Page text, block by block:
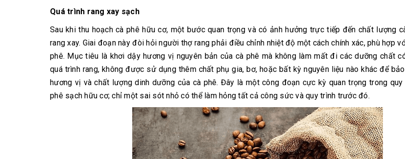
Quá trình rang xay sạch
Sau khi thu hoạch cà phê hữu cơ, một bước quan trọng và có ảnh hưởng trực tiếp đến chất lượng
rang xay. Giai đoạn này đòi hỏi người thợ rang phải điều chỉnh nhiệt độ một cách chính xác, phù hợp
phê. Mục tiêu là khơi dậy hương vị nguyên bản của cà phê mà không làm mất đi các dưỡng chất
quá trình rang, không được sử dụng thêm chất phụ gia, bơ, hoặc bất kỳ nguyên liệu nào khác để
hương vị và chất lượng dinh dưỡng của cà phê. Đây là một công đoạn cực kỳ quan trọng trong
phê sạch hữu cơ; chỉ một sai sót nhỏ có thể làm hỏng tất cả công sức và quy trình trước đó.